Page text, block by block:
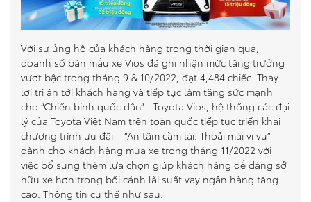
Liên hệ Đại lý
Với sự ủng hộ của khách hàng trong thời gian qua,
doanh số bán mẫu xe Vios đã ghi nhận mức tăng trưởng
vượt bậc trong tháng 9 & 10/2022, đạt 4,484 chiếc. Thay
lời tri ân tới khách hàng và tiếp tục làm tăng sức mạnh
cho “Chiến binh quốc dân” - Toyota Vios, hệ thống các đại
lý của Toyota Việt Nam trên toàn quốc tiếp tục triển khai
chương trình ưu đãi – “An tâm cầm lái. Thoải mái vi vu” -
dành cho khách hàng mua xe trong tháng 11/2022 với
việc bổ sung thêm lựa chọn giúp khách hàng dễ dàng sở
hữu xe hơn trong bối cảnh lãi suất vay ngân hàng tăng
cao. Thông tin cụ thể như sau: